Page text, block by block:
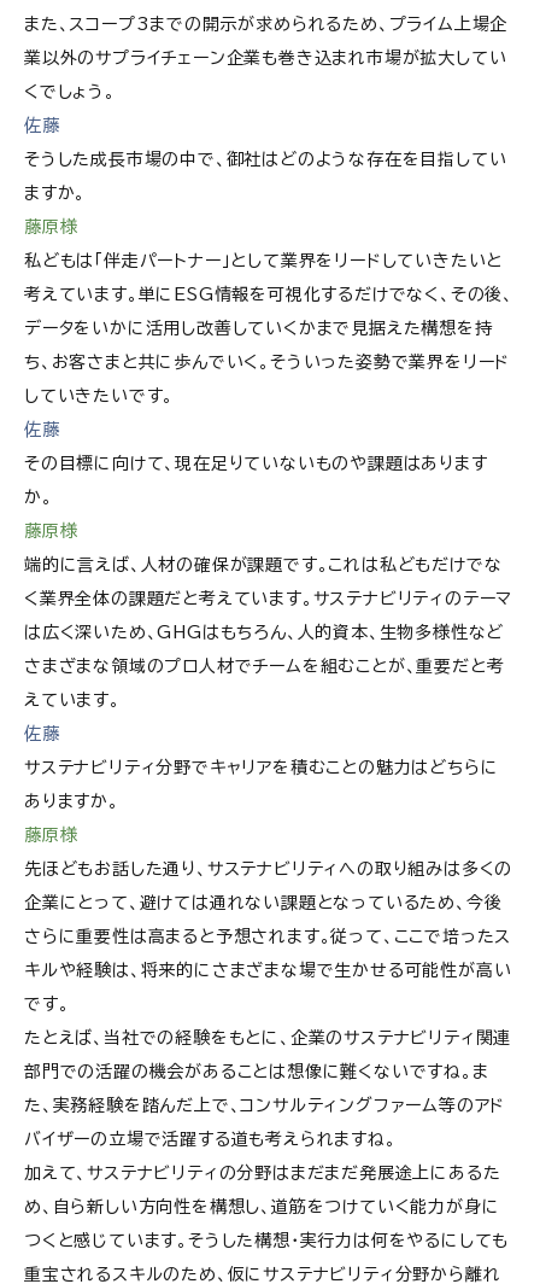
また、スコープ3までの開示が求められるため、プライム上場企
業以外のサプライチェーン企業も巻き込まれ市場が拡大してい
くでしょう。
佐藤
そうした成長市場の中で、御社はどのような存在を目指してい
ますか。
藤原様
私どもは「伴走パートナー」として業界をリードしていきたいと
考えています。単にESG情報を可視化するだけでなく、その後、
データをいかに活用し改善していくかまで見据えた構想を持
ち、お客さまと共に歩んでいく。そういった姿勢で業界をリード
していきたいです。
佐藤
その目標に向けて、現在足りていないものや課題はあります
か。
藤原様
端的に言えば、人材の確保が課題です。これは私どもだけでな
く業界全体の課題だと考えています。サステナビリティのテーマ
は広く深いため、GHGはもちろん、人的資本、生物多様性など
さまざまな領域のプロ人材でチームを組むことが、重要だと考
えています。
佐藤
サステナビリティ分野でキャリアを積むことの魅力はどちらに
ありますか。
藤原様
先ほどもお話した通り、サステナビリティへの取り組みは多くの
企業にとって、避けては通れない課題となっているため、今後
さらに重要性は高まると予想されます。従って、ここで培ったス
キルや経験は、将来的にさまざまな場で生かせる可能性が高い
です。
たとえば、当社での経験をもとに、企業のサステナビリティ関連
部門での活躍の機会があることは想像に難くないですね。ま
た、実務経験を踏んだ上で、コンサルティングファーム等のアド
バイザーの立場で活躍する道も考えられますね。
加えて、サステナビリティの分野はまだまだ発展途上にあるた
め、自ら新しい方向性を構想し、道筋をつけていく能力が身に
つくと感じています。そうした構想・実行力は何をやるにしても
重宝されるスキルのため、仮にサステナビリティ分野から離れ